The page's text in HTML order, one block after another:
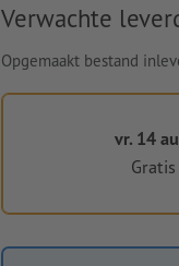
Verwachte
Opgemaakt bestand
vr. 14
Gratis